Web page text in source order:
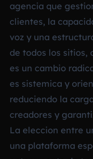
agencia que
clientes, la
voz y una
de todos los sitios,
es un cambio
es sistemica y
reduciendo la
creadores y
La eleccion entre
una plataforma